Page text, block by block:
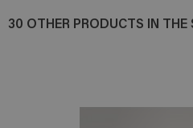
30 OTHER PRODUCTS IN THE